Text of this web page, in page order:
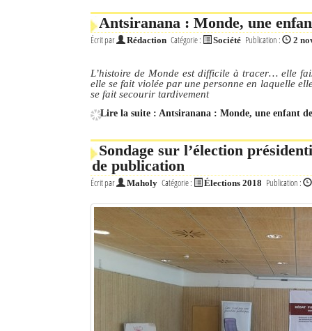
Antsiranana : Monde, une
Écrit par Rédaction Catégorie : Société Publication : 2
L’histoire de Monde est difficile à tracer… elle
elle se fait violée par une personne en laquelle
se fait secourir tardivement
Lire la suite : Antsiranana : Monde, une enfant de
Sondage sur l’élection
de publication
Écrit par Maholy Catégorie : Élections 2018 Publication :